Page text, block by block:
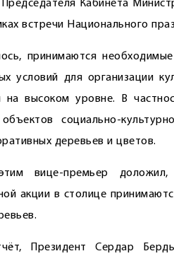
Председателя Кабинета
встречи Национального
принимаются
условий для организации
на высоком уровне. В
социально-
деревьев и цветов.
вице-премьер
акции в столице
Президент Сердар